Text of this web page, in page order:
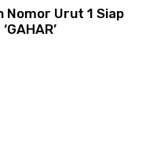
Nomor Urut 1 Siap